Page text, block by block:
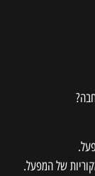
של המפעל.